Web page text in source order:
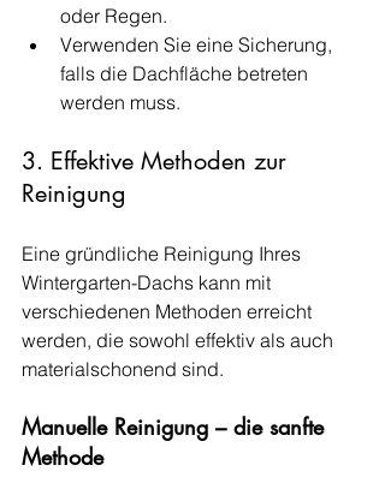
oder Regen.
Verwenden Sie eine Sicherung,
falls die Dachfläche betreten
werden muss.
3. Effektive Methoden zur
Reinigung
Eine gründliche Reinigung Ihres
Wintergarten-Dachs kann mit
verschiedenen Methoden erreicht
werden, die sowohl effektiv als auch
materialschonend sind.
Manuelle Reinigung – die sanfte
Methode